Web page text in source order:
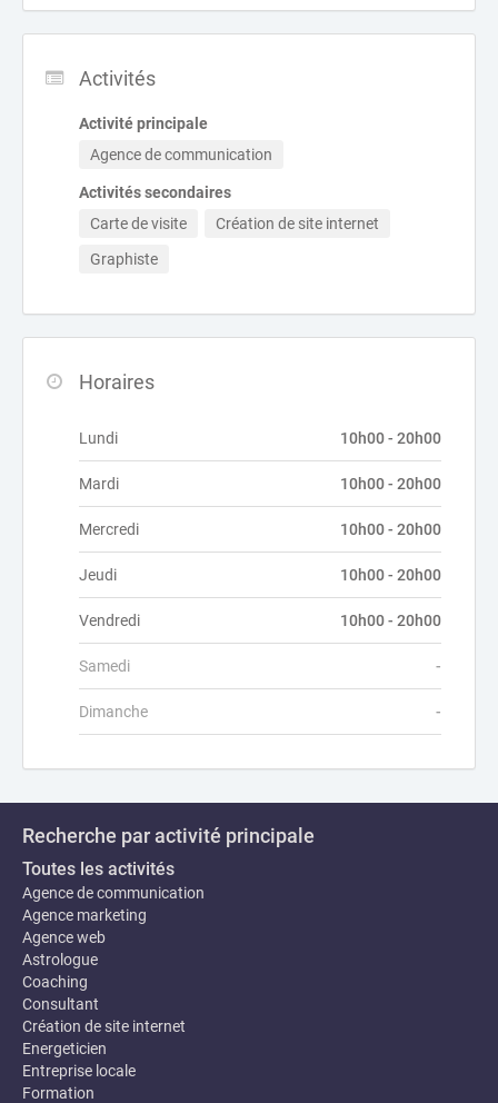
Activités
Activité principale
Agence de communication
Activités secondaires
Carte de visite
Création de site internet
Graphiste
Horaires
Lundi 10h00 - 20h00
Mardi 10h00 - 20h00
Mercredi 10h00 - 20h00
Jeudi 10h00 - 20h00
Vendredi 10h00 - 20h00
Samedi -
Dimanche -
Recherche par activité principale
Toutes les activités
Agence de communication
Agence marketing
Agence web
Astrologue
Coaching
Consultant
Création de site internet
Energeticien
Entreprise locale
Formation